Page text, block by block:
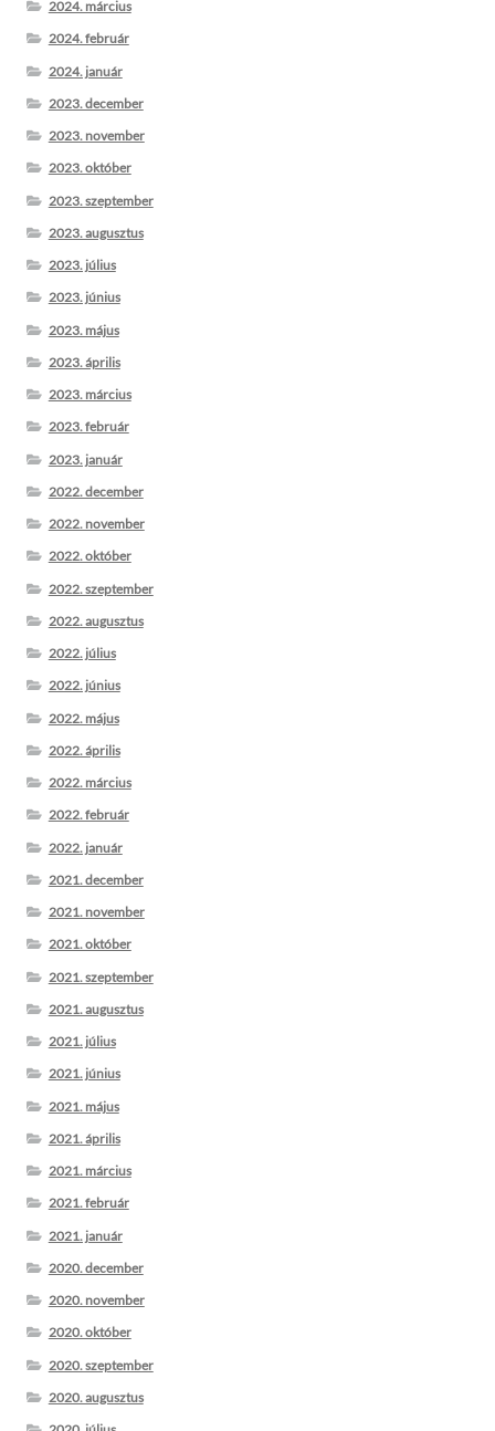
2024. március
2024. február
2024. január
2023. december
2023. november
2023. október
2023. szeptember
2023. augusztus
2023. július
2023. június
2023. május
2023. április
2023. március
2023. február
2023. január
2022. december
2022. november
2022. október
2022. szeptember
2022. augusztus
2022. július
2022. június
2022. május
2022. április
2022. március
2022. február
2022. január
2021. december
2021. november
2021. október
2021. szeptember
2021. augusztus
2021. július
2021. június
2021. május
2021. április
2021. március
2021. február
2021. január
2020. december
2020. november
2020. október
2020. szeptember
2020. augusztus